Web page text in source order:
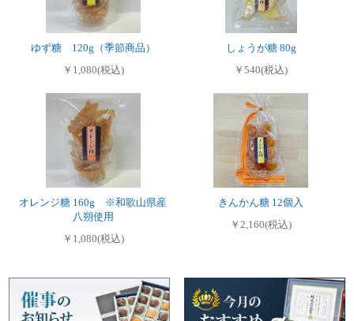
ゆず糖 120g（季節商品）
￥1,080(税込)
しょうが糖 80g
￥540(税込)
オレンジ糖 160g ※和歌山県産
八朔使用
￥1,080(税込)
きんかん糖 12個入
￥2,160(税込)